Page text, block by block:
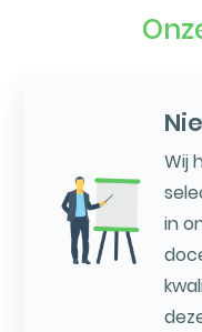
Wij
in